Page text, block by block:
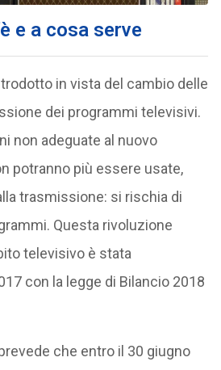
e a cosa serve
in vista del cambio delle
dei programmi televisivi.
non adeguate al nuovo
potranno più essere usate,
trasmissione: si rischia di
Questa rivoluzione
televisivo è stata
con la legge di Bilancio 2018
che entro il 30 giugno